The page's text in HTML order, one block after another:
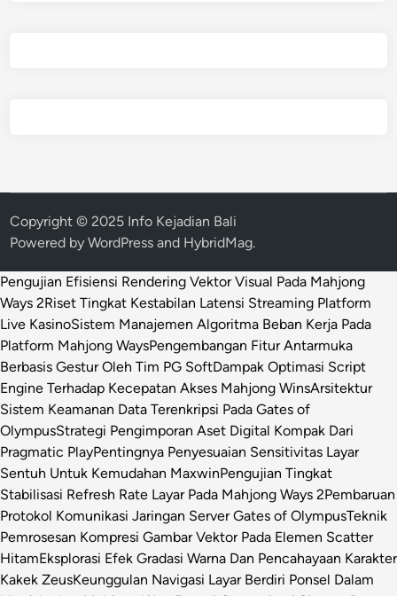
Copyright © 2025 Info Kejadian Bali
Powered byWordPress and HybridMag.
Pengujian Efisiensi Rendering Vektor Visual Pada Mahjong
Ways 2Riset Tingkat Kestabilan Latensi Streaming Platform
Live KasinoSistem Manajemen Algoritma Beban Kerja Pada
Platform Mahjong WaysPengembangan Fitur Antarmuka
Berbasis Gestur Oleh Tim PG SoftDampak Optimasi Script
Engine Terhadap Kecepatan Akses Mahjong WinsArsitektur
Sistem Keamanan Data Terenkripsi Pada Gates of
OlympusStrategi Pengimporan Aset Digital Kompak Dari
Pragmatic PlayPentingnya Penyesuaian Sensitivitas Layar
Sentuh Untuk Kemudahan MaxwinPengujian Tingkat
Stabilisasi Refresh Rate Layar Pada Mahjong Ways 2Pembaruan
Protokol Komunikasi Jaringan Server Gates of OlympusTeknik
Pemrosesan Kompresi Gambar Vektor Pada Elemen Scatter
HitamEksplorasi Efek Gradasi Warna Dan Pencahayaan Karakter
Kakek ZeusKeunggulan Navigasi Layar Berdiri Ponsel Dalam